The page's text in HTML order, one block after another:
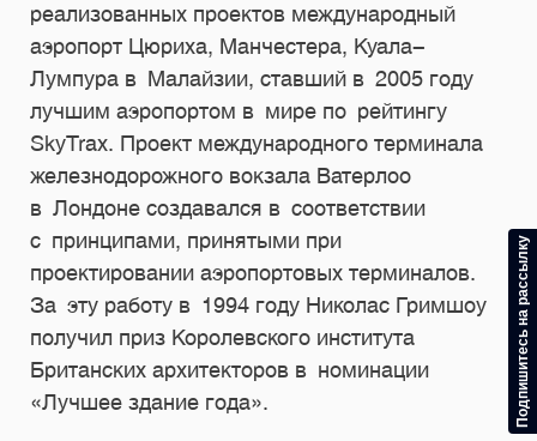
реализованных проектов международный
аэропорт Цюриха, Манчестера, Куала-
Лумпура в Малайзии, ставший в 2005 году
лучшим аэропортом в мире по рейтингу
SkyTrax. Проект международного терминала
железнодорожного вокзала Ватерлоо
в Лондоне создавался в соответствии
с принципами, принятыми при
проектировании аэропортовых терминалов.
За эту работу в 1994 году Николас Гримшоу
получил приз Королевского института
Британских архитекторов в номинации
«Лучшее здание года».
Подпишитесь на рассылку